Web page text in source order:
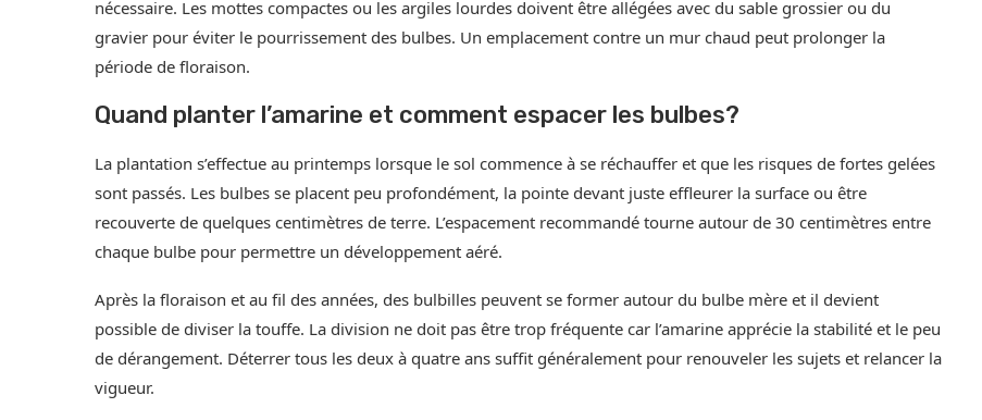
nécessaire. Les mottes compactes ou les argiles lourdes doivent être allégées avec du sable grossier ou du
gravier pour éviter le pourrissement des bulbes. Un emplacement contre un mur chaud peut prolonger la
période de floraison.
Quand planter l’amarine et comment espacer les bulbes?
La plantation s’effectue au printemps lorsque le sol commence à se réchauffer et que les risques de fortes gelées
sont passés. Les bulbes se placent peu profondément, la pointe devant juste effleurer la surface ou être
recouverte de quelques centimètres de terre. L’espacement recommandé tourne autour de 30 centimètres entre
chaque bulbe pour permettre un développement aéré.
Après la floraison et au fil des années, des bulbilles peuvent se former autour du bulbe mère et il devient
possible de diviser la touffe. La division ne doit pas être trop fréquente car l’amarine apprécie la stabilité et le peu
de dérangement. Déterrer tous les deux à quatre ans suffit généralement pour renouveler les sujets et relancer la
vigueur.